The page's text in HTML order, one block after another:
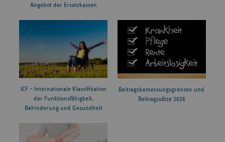
Angebot der Ersatzkassen
ICF – Internationale Klassifikation
der Funktionsfähigkeit,
Behinderung und Gesundheit
Beitragsbemessungsgrenzen und
Beitragssätze 2026